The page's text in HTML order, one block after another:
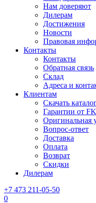
Нам доверяют
Дилерам
Достижения
Новости
Правовая
Контакты
Контакты
Обратная связь
Склад
Адреса и
Клиентам
Скачать
Гарантии от
Оригинальная
Вопрос-ответ
Доставка
Оплата
Возврат
Скидки
Дилерам
+7 473 211-05-50
0